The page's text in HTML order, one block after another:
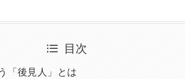
目次
「後見人」とは